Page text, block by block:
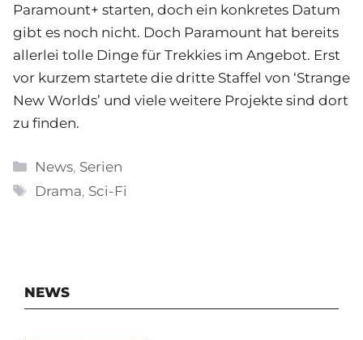
Paramount+ starten, doch ein konkretes Datum
gibt es noch nicht. Doch Paramount hat bereits
allerlei tolle Dinge für Trekkies im Angebot. Erst
vor kurzem startete die dritte Staffel von ‘Strange
New Worlds’ und viele weitere Projekte sind dort
zu finden.
Kategorien
News, Serien
Schlagwörter
Drama, Sci-Fi
NEWS